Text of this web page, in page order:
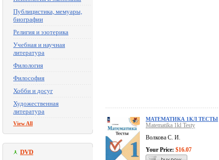
Публицистика, мемуары,
биографии
Религия и эзотерика
Учебная и научная
литература
Филология
Философия
Хобби и досуг
Художественная
литература
View All
DVD
МАТЕМАТИКА 1КЛ ТЕСТЫ
Matematika 1kl Testy
Волкова С. И.
Your Price: $16.07